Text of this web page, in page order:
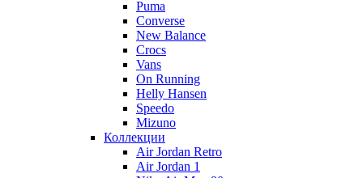
Puma
Converse
New Balance
Crocs
Vans
On Running
Helly Hansen
Speedo
Mizuno
Коллекции
Air Jordan Retro
Air Jordan 1